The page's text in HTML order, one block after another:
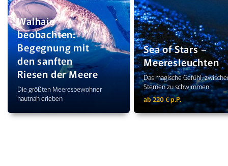
Walhaie
beobachten:
Begegnung mit
den sanften
Riesen der Meere
Die größten Meeresbewohner
hautnah erleben
Sea of Stars –
Meeresleuchten
Das magische Gefühl,
Sternen zu schwimmen
ab 220 € p.P.